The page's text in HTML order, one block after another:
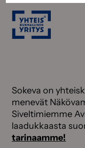
Sokeva on
menevät
Siveltimiemme
laadukkaasta
tarinaamme!